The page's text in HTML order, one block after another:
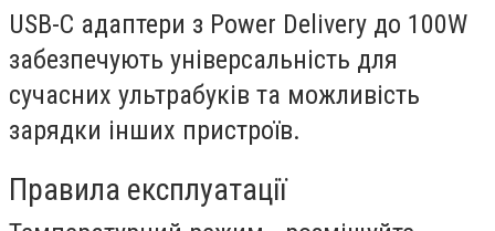
USB-C адаптери з Power Delivery до 100W
забезпечують універсальність для
сучасних ультрабуків та можливість
зарядки інших пристроїв.
Правила експлуатації